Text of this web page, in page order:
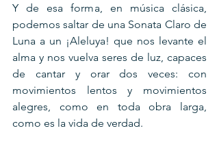
Y de esa forma, en música clásica,
podemos saltar de una Sonata Claro de
Luna a un ¡Aleluya! que nos levante el
alma y nos vuelva seres de luz, capaces
de cantar y orar dos veces: con
movimientos lentos y movimientos
alegres, como en toda obra larga,
como es la vida de verdad.